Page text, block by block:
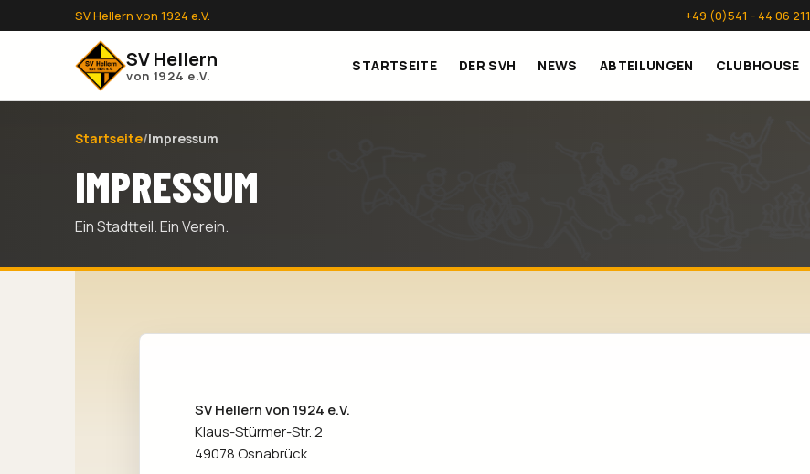
SV Hellern von 1924 e.V. +49 (0)541 - 44 06 211
SV Hellern
von 1924 e.V.
STARTSEITE DER SVH NEWS ABTEILUNGEN CLUBHOUSE
Startseite/Impressum
IMPRESSUM
Ein Stadtteil. Ein Verein.
SV Hellern von 1924 e.V.
Klaus-Stürmer-Str. 2
49078 Osnabrück